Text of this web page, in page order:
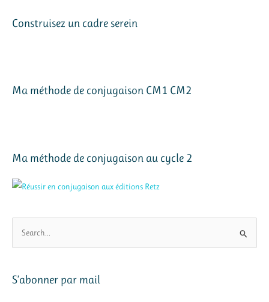
Construisez un cadre serein
Ma méthode de conjugaison CM1 CM2
Ma méthode de conjugaison au cycle 2
h
S’abonner par mail